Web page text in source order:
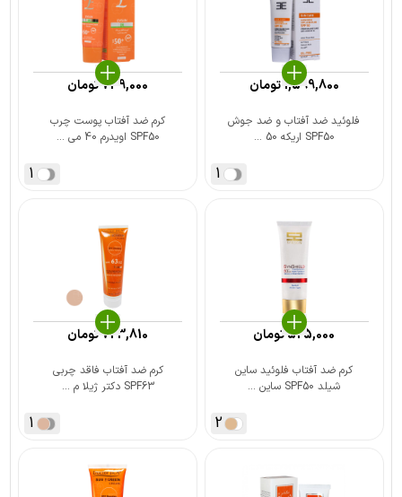
فلوئید ضد آفتاب و ضد جوش
SPF50 اریکه 50 ...
1,599,800تومان
1
کرم ضد آفتاب پوست چرب
SPF50 اویدرم 40 می ...
749,000تومان
1
کرم ضد آفتاب فلوئید ساین
شیلد SPF50 ساین ...
525,000تومان
2
کرم ضد آفتاب فاقد چربی
SPF63 دکتر ژیلا م ...
723,810تومان
1